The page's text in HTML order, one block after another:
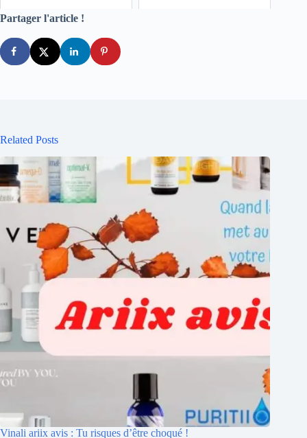
Partager l'article !
Related Posts
Vinali ariix avis : Tu risques d’être choqué !